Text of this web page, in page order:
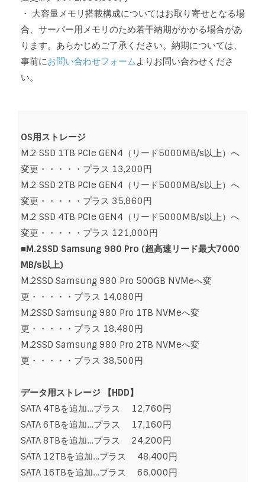
・ 大容量メモリ搭載構成についてはお取り寄せとなる場
合、サーバー用メモリのため若干納期がかかる場合があ
ります。あらかじめご了承ください。納期については、
事前にお問い合わせフォームより お問い合わせくださ
い。
OS用ストレージ
M.2 SSD 1TB PCIe GEN4（リード5000MB/s以上）へ
変更・・・・・プラス 13,200円
M.2 SSD 2TB PCIe GEN4（リード5000MB/s以上）へ
変更・・・・・プラス 35,860円
M.2 SSD 4TB PCIe GEN4（リード5000MB/s以上）へ
変更・・・・・プラス 121,000円
■M.2SSD Samsung 980 Pro (超高速リード最大7000
MB/s以上)
M.2SSD Samsung 980 Pro 500GB NVMeへ変
更・・・・・プラス 14,080円
M.2SSD Samsung 980 Pro 1TB NVMeへ変
更・・・・・プラス 18,480円
M.2SSD Samsung 980 Pro 2TB NVMeへ変
更・・・・・プラス 38,500円
データ用ストレージ 【HDD】
SATA 4TBを追加…プラス 12,760円
SATA 6TBを追加…プラス 17,160円
SATA 8TBを追加…プラス 24,200円
SATA 12TBを追加…プラス 48,400円
SATA 16TBを追加…プラス 66,000円